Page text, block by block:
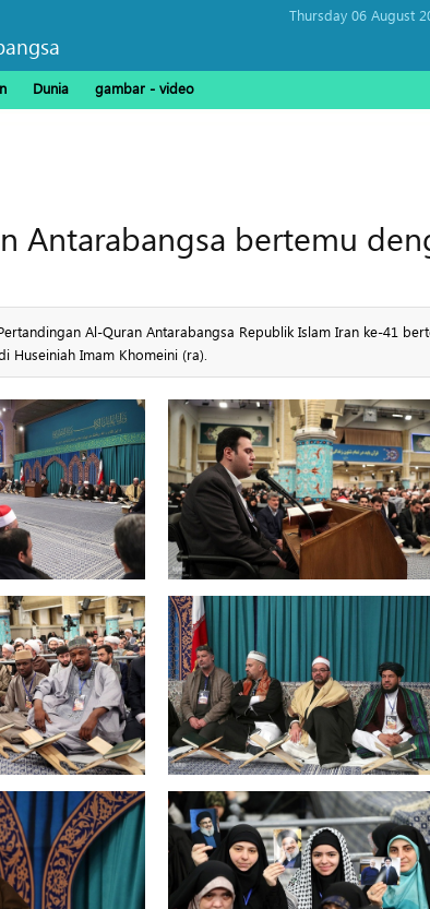
Thursday 06 August
Dunia gambar - video
Antarabangsa bertemu
Al-Quran Antarabangsa Republik Islam Iran ke-41
Huseiniah Imam Khomeini (ra).